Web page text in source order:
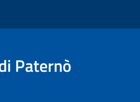
Paternò